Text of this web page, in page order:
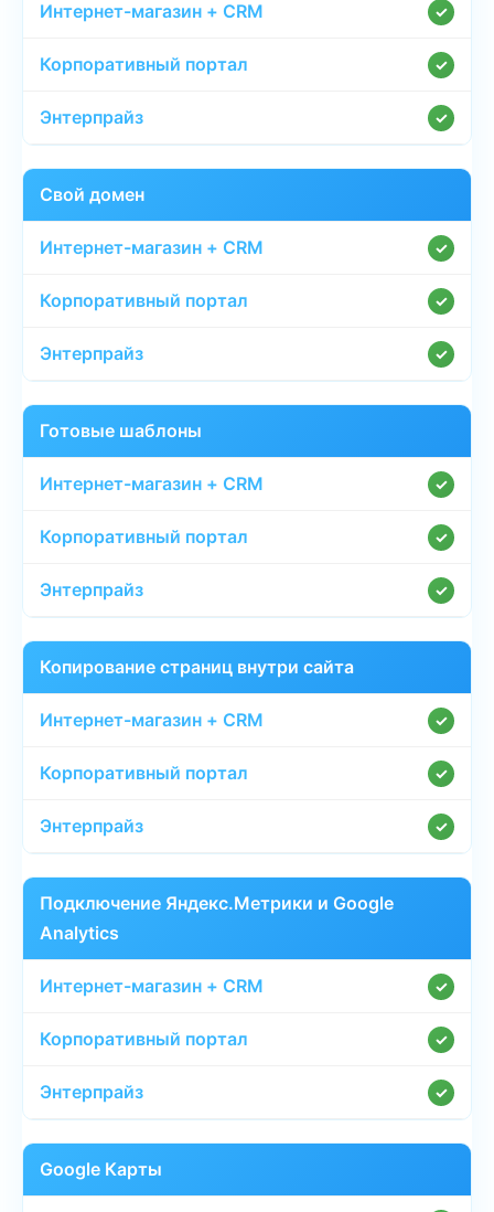
✓
✓
✓
Свой домен
✓
✓
✓
Готовые шаблоны
✓
✓
✓
Копирование страниц внутри сайта
✓
✓
✓
Подключение Яндекс.Метрики и Google
Analytics
✓
✓
✓
Google Карты